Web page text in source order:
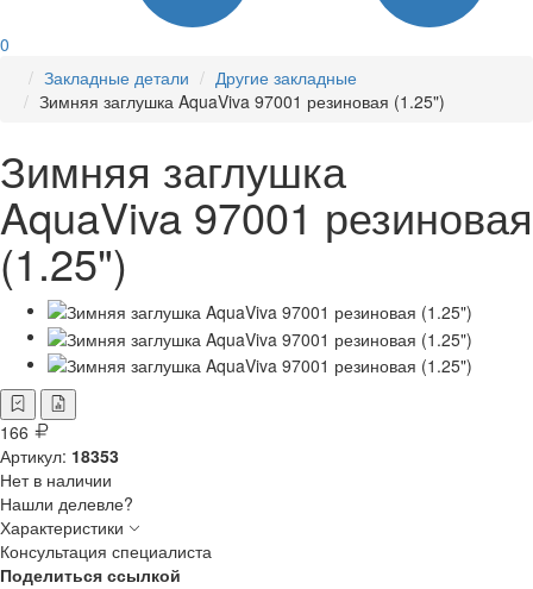
0
Закладные детали
Другие закладные
Зимняя заглушка AquaViva 97001 резиновая (1.25")
Зимняя заглушка
AquaViva 97001 резиновая
(1.25")
166
Артикул: 18353
Нет в наличии
Нашли делевле?
Характеристики
Консультация специалиста
Поделиться ссылкой